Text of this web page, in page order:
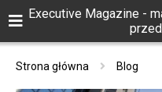
Executive Magazine -
Strona główna Blog